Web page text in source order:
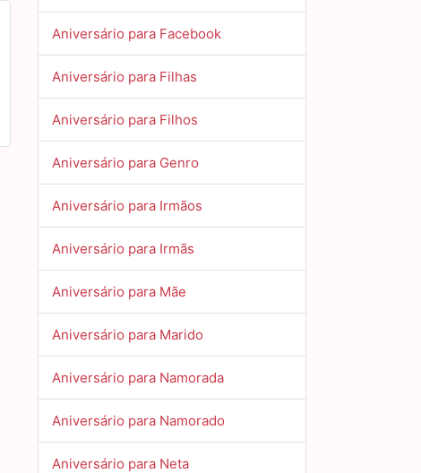
Aniversário para Facebook
Aniversário para Filhas
Aniversário para Filhos
Aniversário para Genro
Aniversário para Irmãos
Aniversário para Irmãs
Aniversário para Mãe
Aniversário para Marido
Aniversário para Namorada
Aniversário para Namorado
Aniversário para Neta